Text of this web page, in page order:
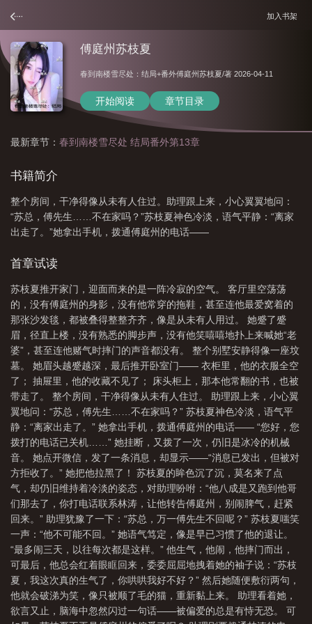
加入书架
傅庭州苏枝夏
春到南楼雪尽处：结局+番外傅庭州苏枝夏/著 2026-04-11
开始阅读 章节目录
最新章节： 春到南楼雪尽处 结局番外第13章
书籍简介
整个房间，干净得像从未有人住过。助理跟上来，小心翼翼地问：
“苏总，傅先生……不在家吗？”苏枝夏神色冷淡，语气平静：“离家
出走了。”她拿出手机，拨通傅庭州的电话——
首章试读
苏枝夏推开家门，迎面而来的是一阵冷寂的空气。 客厅里空荡荡
的，没有傅庭州的身影，没有他常穿的拖鞋，甚至连他最爱窝着的
那张沙发毯，都被叠得整整齐齐，像是从未有人用过。 她蹙了蹙
眉，径直上楼，没有熟悉的脚步声，没有他笑嘻嘻地扑上来喊她“老
婆”，甚至连他赌气时摔门的声音都没有。 整个别墅安静得像一座坟
墓。 她眉头越蹙越深，最后推开卧室门—— 衣柜里，他的衣服全空
了； 抽屉里，他的收藏不见了； 床头柜上，那本他常翻的书，也被
带走了。 整个房间，干净得像从未有人住过。 助理跟上来，小心翼
翼地问：“苏总，傅先生……不在家吗？” 苏枝夏神色冷淡，语气平
静：“离家出走了。” 她拿出手机，拨通傅庭州的电话—— “您好，您
拨打的电话已关机……” 她挂断，又拨了一次，仍旧是冰冷的机械
音。 她点开微信，发了一条消息，却显示——“消息已发出，但被对
方拒收了。” 她把他拉黑了！ 苏枝夏的眸色沉了沉，莫名来了点
气，却仍旧维持着冷淡的姿态，对助理吩咐：“他八成是又跑到他哥
们那去了，你打电话联系林涛，让他转告傅庭州，别闹脾气，赶紧
回来。” 助理犹豫了一下：“苏总，万一傅先生不回呢？” 苏枝夏嗤笑
一声：“他不可能不回。” 她语气笃定，像是早已习惯了他的退让。
“最多闹三天，以往每次都是这样。” 他生气，他闹，他摔门而出，
可最后，他总会红着眼眶回来，委委屈屈地拽着她的袖子说：“苏枝
夏，我这次真的生气了，你哄哄我好不好？” 然后她随便敷衍两句，
他就会破涕为笑，像只被顺了毛的猫，重新黏上来。 助理看着她，
欲言又止，脑海中忽然闪过一句话——被偏爱的总是有恃无恐。 可